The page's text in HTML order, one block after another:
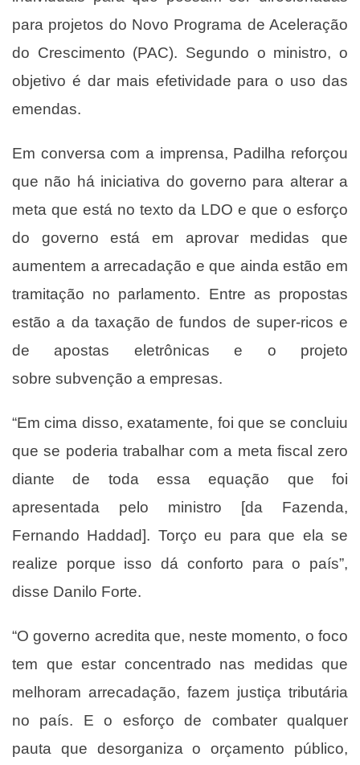
para projetos do Novo Programa de Aceleração
do Crescimento (PAC). Segundo o ministro, o
objetivo é dar mais efetividade para o uso das
emendas.
Em conversa com a imprensa, Padilha reforçou
que não há iniciativa do governo para alterar a
meta que está no texto da LDO e que o esforço
do governo está em aprovar medidas que
aumentem a arrecadação e que ainda estão em
tramitação no parlamento. Entre as propostas
estão a da taxação de fundos de super-ricos e
de apostas eletrônicas e o projeto
sobre subvenção a empresas.
“Em cima disso, exatamente, foi que se concluiu
que se poderia trabalhar com a meta fiscal zero
diante de toda essa equação que foi
apresentada pelo ministro [da Fazenda,
Fernando Haddad]. Torço eu para que ela se
realize porque isso dá conforto para o país”,
disse Danilo Forte.
“O governo acredita que, neste momento, o foco
tem que estar concentrado nas medidas que
melhoram arrecadação, fazem justiça tributária
no país. E o esforço de combater qualquer
pauta que desorganiza o orçamento público,